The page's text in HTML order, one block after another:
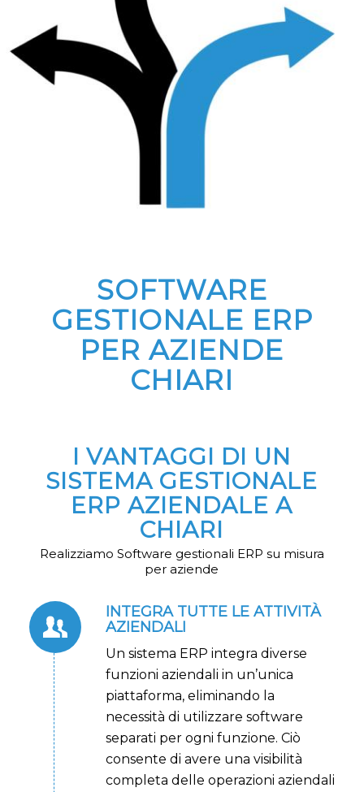
SOFTWARE
GESTIONALE ERP
PER AZIENDE
CHIARI
I VANTAGGI DI UN
SISTEMA GESTIONALE
ERP AZIENDALE A
CHIARI
Realizziamo Software gestionali ERP su misura
per aziende
INTEGRA TUTTE LE ATTIVITÀ
AZIENDALI
Un sistema ERP integra diverse
funzioni aziendali in un’unica
piattaforma, eliminando la
necessità di utilizzare software
separati per ogni funzione. Ciò
consente di avere una visibilità
completa delle operazioni aziendali